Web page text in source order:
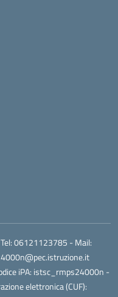
06121123785 - Mail:
iPA: istsc_rmps24000n -
elettronica (CUF):